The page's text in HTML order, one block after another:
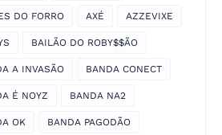
DO FORRO AXÉ AZZEVIXE
BAILÃO DO ROBY$$ÃO
A INVASÃO BANDA CONECT
É NOYZ BANDA NA2
OK BANDA PAGODÃO